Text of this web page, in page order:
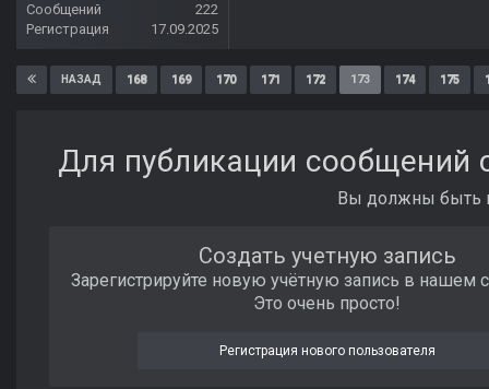
Сообщений
222
Регистрация
17.09.2025
НАЗАД 168 169 170 171 172 173 174 175
Для публикации сообщений
Вы должны быть
Создать учетную запись
Зарегистрируйте новую учётную запись в нашем
Это очень просто!
Регистрация нового пользователя